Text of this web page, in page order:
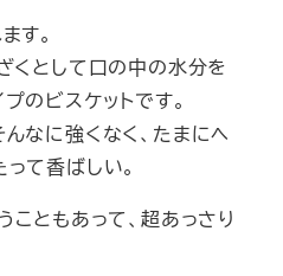
す。
くとして口の中の水分を
のビスケットです。
なに強くなく、たまにヘ
て香ばしい。
こともあって、超あっさり